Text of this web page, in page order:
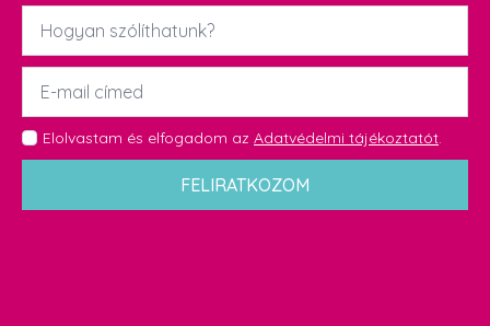
Név
Email
GDPR
*
Elolvastam és elfogadom az Adatvédelmi tájékoztatót.
FELIRATKOZOM